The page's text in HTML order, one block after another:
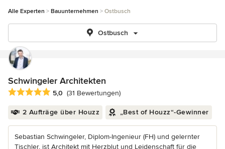
Alle Experten Bauunternehmen Ostbusch
Ostbusch
Schwingeler Architekten
Durchschnittliche Bewertung: 5 von 5 Sternen
5,0 (31 Bewertungen)
2 Aufträge über Houzz „Best of Houzz“-Gewinner
Sebastian Schwingeler, Diplom-Ingenieur (FH) und gelernter
Tischler, ist Architekt mit Herzblut und Leidenschaft für die